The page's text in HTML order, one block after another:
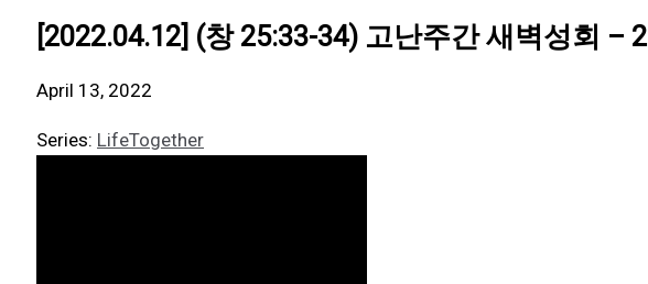
[2022.04.12] (창 25:33-34) 고난주간 새벽성회 – 2
April 13, 2022
Series: LifeTogether